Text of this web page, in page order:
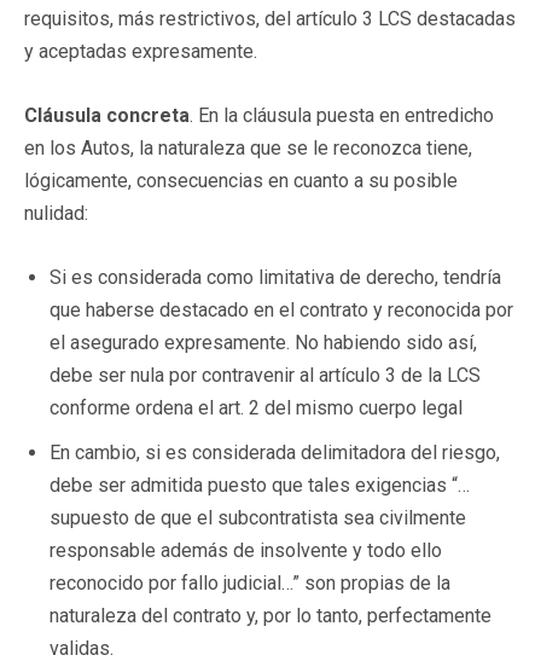
requisitos, más restrictivos, del artículo 3 LCS destacadas
y aceptadas expresamente.
Cláusula concreta. En la cláusula puesta en entredicho
en los Autos, la naturaleza que se le reconozca tiene,
lógicamente, consecuencias en cuanto a su posible
nulidad:
Si es considerada como limitativa de derecho, tendría
que haberse destacado en el contrato y reconocida por
el asegurado expresamente. No habiendo sido así,
debe ser nula por contravenir al artículo 3 de la LCS
conforme ordena el art. 2 del mismo cuerpo legal
En cambio, si es considerada delimitadora del riesgo,
debe ser admitida puesto que tales exigencias “…
supuesto de que el subcontratista sea civilmente
responsable además de insolvente y todo ello
reconocido por fallo judicial…” son propias de la
naturaleza del contrato y, por lo tanto, perfectamente
validas.